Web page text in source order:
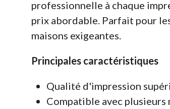
professionnelle à chaque
prix abordable. Parfait pour
maisons exigeantes.
Principales caractéristiques
Qualité d'impression
Compatible avec